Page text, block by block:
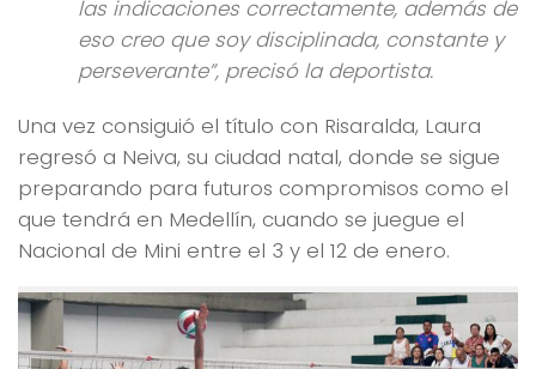
las indicaciones correctamente, además de
eso creo que soy disciplinada, constante y
perseverante”, precisó la deportista.
Una vez consiguió el título con Risaralda, Laura
regresó a Neiva, su ciudad natal, donde se sigue
preparando para futuros compromisos como el
que tendrá en Medellín, cuando se juegue el
Nacional de Mini entre el 3 y el 12 de enero.